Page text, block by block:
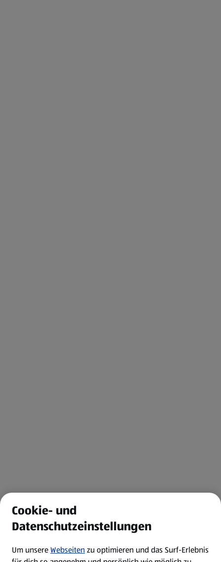
Cookie- und
Datenschutzeinstellungen
Um unsereWebseitenzu optimieren und das Surf-Erlebnis